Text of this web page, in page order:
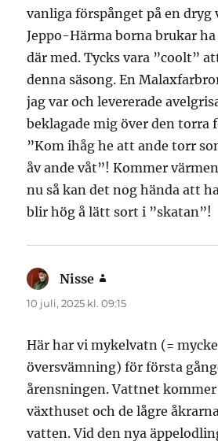
vanliga förspånget på en dryg
Jeppo-Härma borna brukar
där med. Tycks vara ”coolt”
denna säsong. En
jag var och levererade
beklagade mig över den torra
”Kom ihåg he att ande torr
åv ande våt”! Kommer
nu så kan det nog hända att
blir hög å lätt sort i ”skatan”!
Nisse
10 juli, 2025 kl. 09:15
Här har vi mykelvatn (=
översvämning) för första
årensningen. Vattnet
växthuset och de lågre
vatten. Vid den nya